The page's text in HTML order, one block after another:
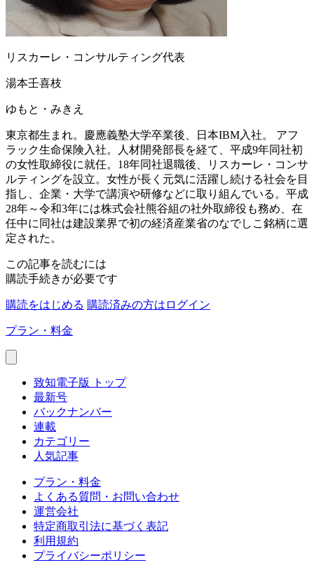
リスカーレ・コンサルティング代表
湯本壬喜枝
ゆもと・みきえ
東京都生まれ。慶應義塾大学卒業後、日本IBM入社。 アフ
ラック生命保険入社。人材開発部長を経て、平成9年同社初
の女性取締役に就任。18年同社退職後、リスカーレ・コンサ
ルティングを設立。女性が長く元気に活躍し続ける社会を目
指し、企業・大学で講演や研修などに取り組んでいる。平成
28年～令和3年には株式会社熊谷組の社外取締役も務め、在
任中に同社は建設業界で初の経済産業省のなでしこ銘柄に選
定された。
この記事を読むには
購読手続きが必要です
購読をはじめる 購読済みの方はログイン
プラン・料金
致知電子版 トップ
最新号
バックナンバー
連載
カテゴリー
人気記事
プラン・料金
よくある質問・お問い合わせ
運営会社
特定商取引法に基づく表記
利用規約
プライバシーポリシー